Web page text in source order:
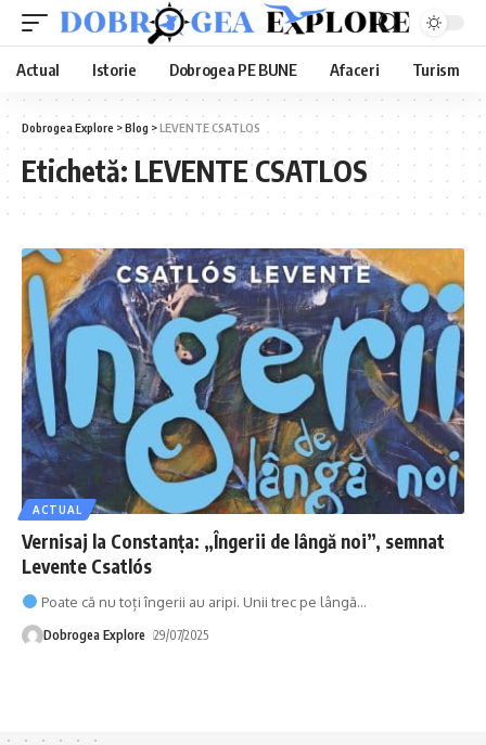
Actual Istorie Dobrogea PE BUNE Afaceri Turism
Dobrogea Explore >Blog >LEVENTE CSATLOS
Etichetă: LEVENTE CSATLOS
ACTUAL
Vernisaj la Constanța: „Îngerii de lângă noi”, semnat
Levente Csatlós
Poate că nu toți îngerii au aripi. Unii trec pe lângă…
Dobrogea Explore 29/07/2025